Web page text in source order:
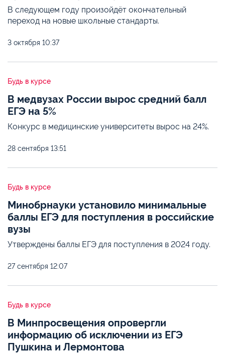
В следующем году произойдёт окончательный
переход на новые школьные стандарты.
3 октября 10:37
Будь в курсе
В медвузах России вырос средний балл
ЕГЭ на 5%
Конкурс в медицинские университеты вырос на 24%.
28 сентября 13:51
Будь в курсе
Минобрнауки установило минимальные
баллы ЕГЭ для поступления в российские
вузы
Утверждены баллы ЕГЭ для поступления в 2024 году.
27 сентября 12:07
Будь в курсе
В Минпросвещения опровергли
информацию об исключении из ЕГЭ
Пушкина и Лермонтова